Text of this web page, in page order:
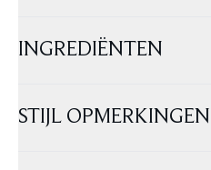
INGREDIËNTEN
STIJL OPMERKINGEN